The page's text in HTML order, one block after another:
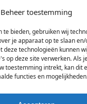
Beheer toestemming
te bieden, gebruiken wij
je apparaat op te slaan
deze technologieën kunnen
op deze site verwerken. Als
toestemming intrekt, kan dit
functies en
laatste nieuws
Sign Up